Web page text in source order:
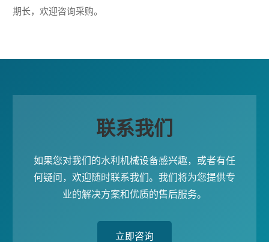
期长，欢迎咨询采购。
联系我们
如果您对我们的水利机械设备感兴趣，或者有任
何疑问，欢迎随时联系我们。我们将为您提供专
业的解决方案和优质的售后服务。
立即咨询